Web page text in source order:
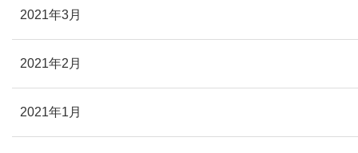
2021年3月
2021年2月
2021年1月